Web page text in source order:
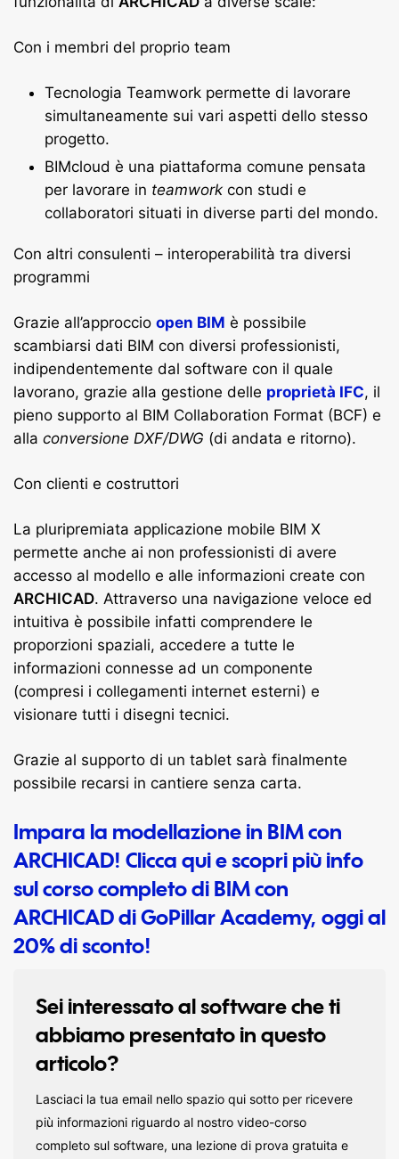
Con i membri del proprio team
Tecnologia Teamwork permette di lavorare
simultaneamente sui vari aspetti dello stesso
progetto.
BIMcloud è una piattaforma comune pensata
per lavorare in teamwork con studi e
collaboratori situati in diverse parti del mondo.
Con altri consulenti – interoperabilità tra diversi
programmi
Grazie all’approccio open BIM è possibile
scambiarsi dati BIM con diversi professionisti,
indipendentemente dal software con il quale
lavorano, grazie alla gestione delle proprietà IFC, il
pieno supporto al BIM Collaboration Format (BCF) e
alla conversione DXF/DWG (di andata e ritorno).
Con clienti e costruttori
La pluripremiata applicazione mobile BIM X
permette anche ai non professionisti di avere
accesso al modello e alle informazioni create con
ARCHICAD. Attraverso una navigazione veloce ed
intuitiva è possibile infatti comprendere le
proporzioni spaziali, accedere a tutte le
informazioni connesse ad un componente
(compresi i collegamenti internet esterni) e
visionare tutti i disegni tecnici.
Grazie al supporto di un tablet sarà finalmente
possibile recarsi in cantiere senza carta.
Impara la modellazione in BIM con
ARCHICAD! Clicca qui e scopri più info
sul corso completo di BIM con
ARCHICAD di GoPillar Academy, oggi al
20% di sconto!
Sei interessato al software che ti
abbiamo presentato in questo
articolo?
Lasciaci la tua email nello spazio qui sotto per ricevere
più informazioni riguardo al nostro video-corso
completo sul software, una lezione di prova gratuita e